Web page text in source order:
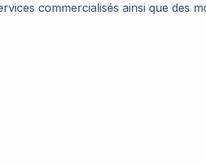
commercialisés ainsi que des